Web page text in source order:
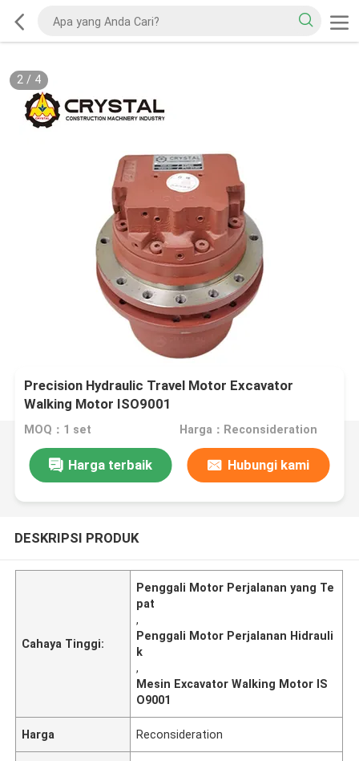
2/ 4
Precision Hydraulic Travel Motor Excavator
Walking Motor ISO9001
MOQ：1 set Harga：Reconsideration
Harga terbaik Hubungi kami
DESKRIPSI PRODUK
Cahaya Tinggi:
Penggali Motor Perjalanan yang Te
pat
,
Penggali Motor Perjalanan Hidrauli
k
,
Mesin Excavator Walking Motor IS
O9001
Harga Reconsideration